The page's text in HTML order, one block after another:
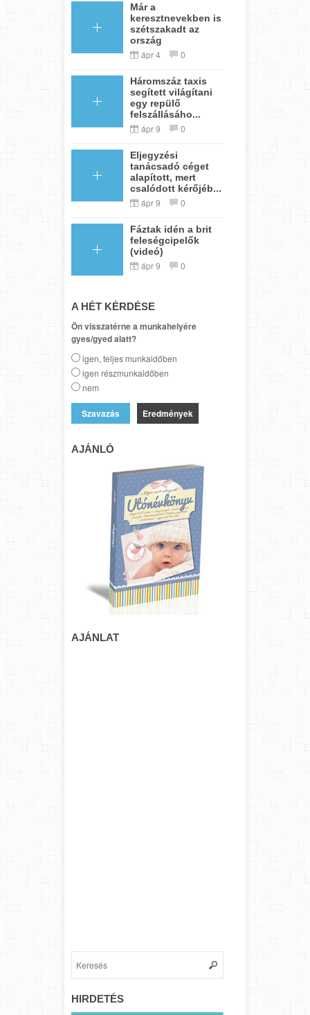
Már a
keresztnevekben is
szétszakadt az
ország
ápr 4 0
Háromszáz taxis
segített világítani
egy repülő
felszállásáho...
ápr 9 0
Eljegyzési
tanácsadó céget
alapított, mert
csalódott kérőjéb...
ápr 9 0
Fáztak idén a brit
feleségcipelők
(videó)
ápr 9 0
A HÉT KÉRDÉSE
Ön visszatérne a munkahelyére
gyes/gyed alatt?
igen, teljes munkaidőben
igen részmunkaidőben
nem
Eredmények
AJÁNLÓ
AJÁNLAT
HIRDETÉS